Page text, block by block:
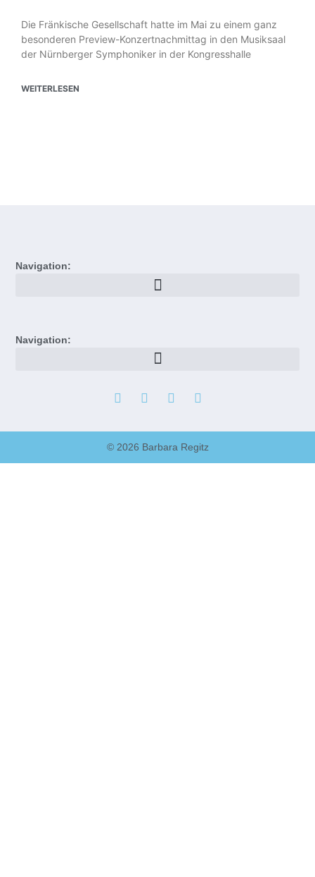
Die Fränkische Gesellschaft hatte im Mai zu einem ganz
besonderen Preview-Konzertnachmittag in den Musiksaal
der Nürnberger Symphoniker in der Kongresshalle
WEITERLESEN
Navigation:
Navigation:
© 2026 Barbara Regitz